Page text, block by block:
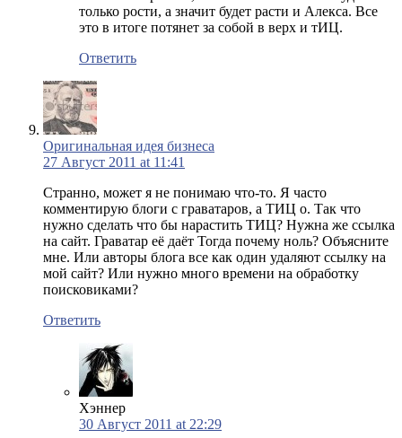
только рости, а значит будет расти и Алекса. Все
это в итоге потянет за собой в верх и тИЦ.
Ответить
Оригинальная идея бизнеса
27 Август 2011 at 11:41
Странно, может я не понимаю что-то. Я часто
комментирую блоги с граватаров, а ТИЦ о. Так что
нужно сделать что бы нарастить ТИЦ? Нужна же ссылка
на сайт. Граватар её даёт Тогда почему ноль? Объясните
мне. Или авторы блога все как один удаляют ссылку на
мой сайт? Или нужно много времени на обработку
поисковиками?
Ответить
Хэннер
30 Август 2011 at 22:29